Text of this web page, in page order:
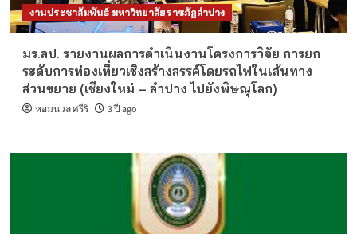
งานประชาสัมพันธ์ มหาวิทยาลัยราชภัฏลำปาง
มร.ลป. รายงานผลการดำเนินงานโครงการวิจัย การยก
ระดับการท่องเที่ยวเชิงสร้างสรรค์โดยรถไฟในเส้นทาง
ส่วนขยาย (เชียงใหม่ – ลำปาง ไปยังพิษณุโลก)
หอมนวล ศรีริ 3 ปี ago